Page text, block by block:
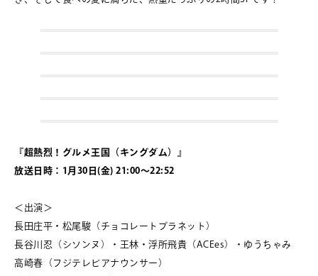
『超熱烈！グルメ王国（キングダム）』
放送日時：1月30日(金) 21:00～22:52
＜出演＞
長田庄平・松尾駿（チョコレートプラネット）
長谷川忍（シソンヌ）・王林・浮所飛貴（ACEes）・ゆうちゃみ
高崎春（フジテレビアナウンサー）